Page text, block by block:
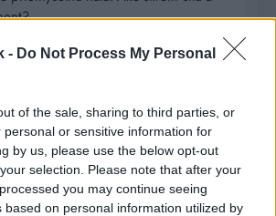
- Do Not Process My Personal
of the sale, sharing to third parties, or
personal or sensitive information for
by us, please use the below opt-out
selection. Please note that after your
you may continue seeing
based on personal information utilized by
ako technológia na získanie
zľavy
ilúzie: Ako si aj z jemných vlasov
účes
pri štarte e-shopu vyjdú zbytočne